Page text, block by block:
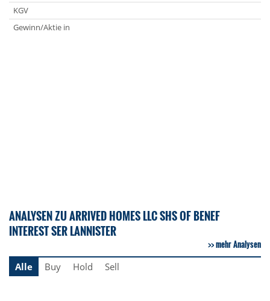
KGV
Gewinn/Aktie in
ANALYSEN ZU ARRIVED HOMES LLC SHS OF BENEF
INTEREST SER LANNISTER
mehr Analysen
Alle
Buy Hold Sell